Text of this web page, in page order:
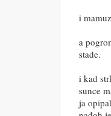
i
a
stade.
i kad
sunce
ja